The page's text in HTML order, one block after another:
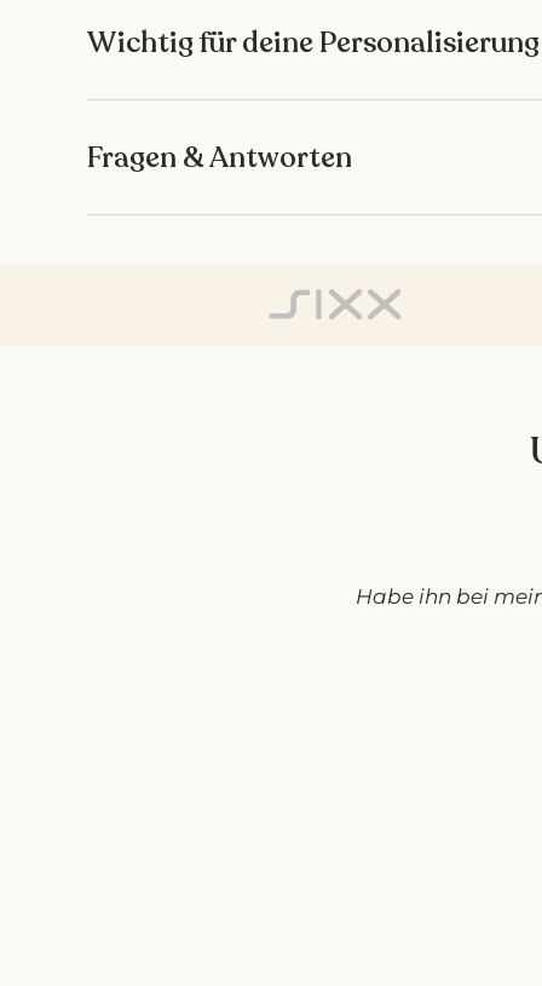
Wichtig für deine Personalisierung
Fragen & Antworten
Habe ihn bei